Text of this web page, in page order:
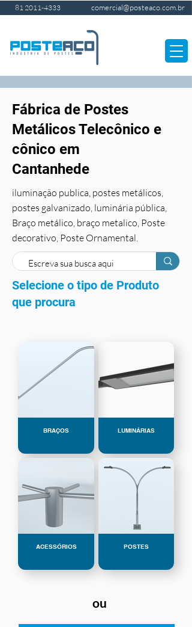
81 2011-4333 comercial@posteaco.com.br
Fábrica de Postes
Metálicos Telecônico e
cônico em
Cantanhede
iluminação publica, postes metálicos,
postes galvanizado, luminária pública,
Braço metálico, braço metalico, Poste
decorativo, Poste Ornamental.
Selecione o tipo de Produto
que procura
BRAÇOS LUMINÁRIAS
ACESSÓRIOS POSTES
ou